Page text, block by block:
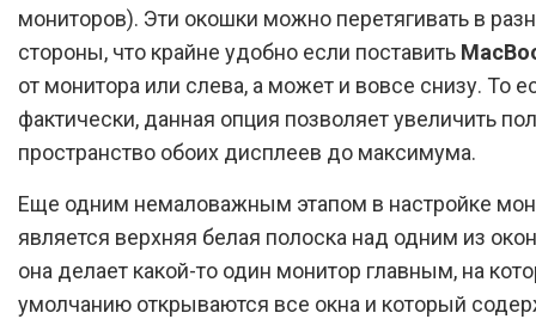
мониторов). Эти окошки можно перетягивать в
стороны, что крайне удобно если поставить
от монитора или слева, а может и вовсе снизу. То
фактически, данная опция позволяет увеличить
пространство обоих дисплеев до максимума.
Еще одним немаловажным этапом в настройке
является верхняя белая полоска над одним из
она делает какой-то один монитор главным, на
умолчанию открываются все окна и который